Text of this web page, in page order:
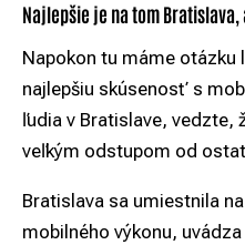
Najlepšie je na tom Bratislava,
Napokon tu máme otázku
najlepšiu skúsenosť s
ľudia v Bratislave, vedzte,
veľkým odstupom od
Bratislava sa umiestnila
mobilného výkonu,